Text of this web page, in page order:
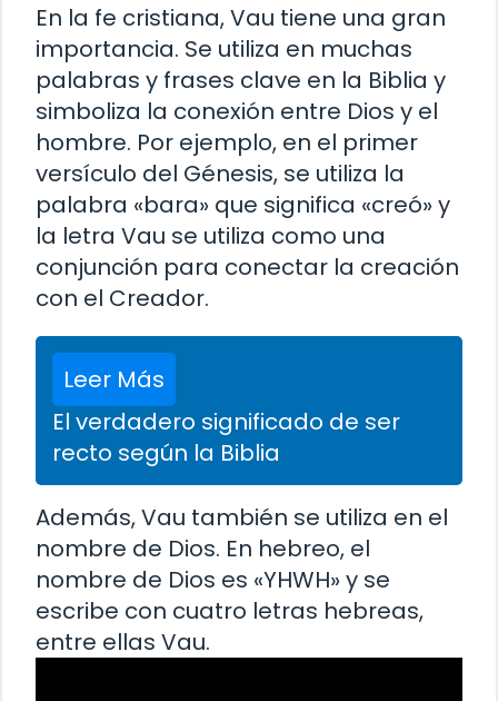
En la fe cristiana, Vau tiene una gran
importancia. Se utiliza en muchas
palabras y frases clave en la Biblia y
simboliza la conexión entre Dios y el
hombre. Por ejemplo, en el primer
versículo del Génesis, se utiliza la
palabra «bara» que significa «creó» y
la letra Vau se utiliza como una
conjunción para conectar la creación
con el Creador.
Leer Más
El verdadero significado de ser
recto según la Biblia
Además, Vau también se utiliza en el
nombre de Dios. En hebreo, el
nombre de Dios es «YHWH» y se
escribe con cuatro letras hebreas,
entre ellas Vau.